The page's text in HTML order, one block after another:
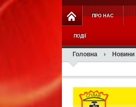
ПРО НАС
ПОДІЇ
Головна Новини